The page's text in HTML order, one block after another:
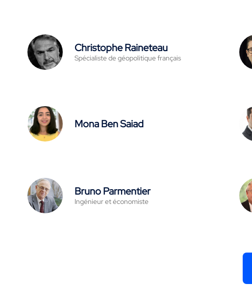
Christophe Raineteau
Spécialiste de géopolitique français
Mona Ben Saiad
Bruno Parmentier
Ingénieur et économiste